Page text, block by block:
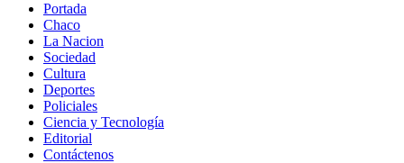
Portada
Chaco
La Nacion
Sociedad
Cultura
Deportes
Policiales
Ciencia y Tecnología
Editorial
Contáctenos